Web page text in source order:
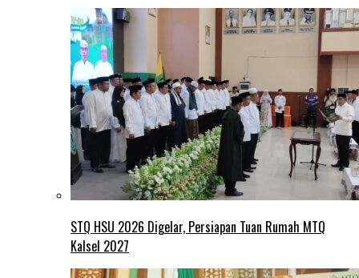
STQ HSU 2026 Digelar, Persiapan Tuan Rumah MTQ
Kalsel 2027